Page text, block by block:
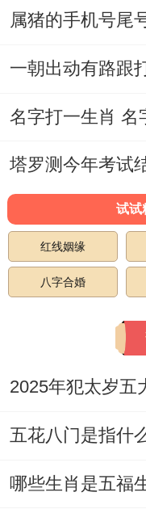
位了更好的相处
沟通、理解还有
解、信任与尊重
慢慢建立起正确
婚姻危机- 家庭
的 不料夫妻之间
就关系着婚姻行
与属蛇的人在婚
经济问题、家庭
遗憾的是夫妻双
态，而是要热心
夫妻之间有有需
婚姻关系...
属猪的手机号尾
名字打一生肖 名
塔罗测今年考试
试试
红线姻缘
八字合婚